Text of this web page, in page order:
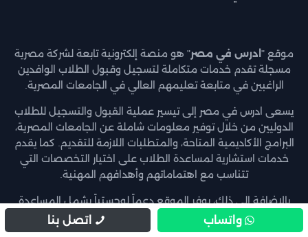
موقع " ادرس في مصر" هو منصة إلكترونية تابعة لشركة مصرية
مسجلة تقدم خدمات متكاملة لتسجيل وقبول الطلاب الوافدين
الراغبين في متابعة تعليمهم العالي في الجامعات المصرية.
يسعى ادرس في مصر إلى تيسير عملية القبول والتسجيل للطلاب
الدوليين من خلال توفير معلومات شاملة عن الجامعات المصرية،
البرامج الأكاديمية المتاحة، والمتطلبات اللازمة للتقديم. كما يقدم
خدمات استشارية لمساعدة الطلاب على اختيار التخصصات التي
تتناسب مع اهتماماتهم وأهدافهم المهنية.
بالإضافة إلى ذلك، يوفر الموقع دعماً لوجستياً يشمل المساعدة
في الإجراءات الإدارية، التوجيه الأكاديمي، والدعم في البحث عن
سكن ملائم، مما يضمن تجربة تعليمية مريحة وسلسة للطلاب
واتساب اتصل بنا